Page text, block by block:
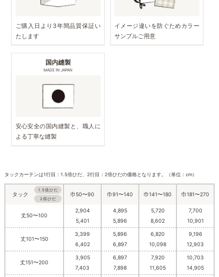
ご購入日より3年間品質保証い
たします
イメージ違いを防ぐためカラー
サンプルご用意
国内縫製
MADE IN JAPAN
安心安全の国内縫製と、職人に
よる丁寧な縫製
タックカーテンは1行目：1.5倍ひだ、2行目：2倍ひだの価格となります。（単位：cm）
タック
1.5倍ひだ
2倍ひだ
巾50〜90 巾91〜140 巾141〜180 巾181〜270
丈50〜100
2,904
5,401
4,895
5,896
5,720
8,602
7,700
10,901
丈101〜150
3,399
6,402
5,896
6,897
6,820
10,098
9,196
12,903
丈151〜200
3,905
7,403
6,897
7,898
7,920
11,605
10,703
14,905